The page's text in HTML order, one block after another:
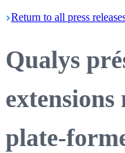
Return to all press
Qualys
extensions
plate-